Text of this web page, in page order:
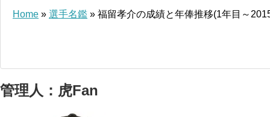
Home » 選手名鑑 » 福留孝介の成績と年俸推移(1年目～
管理人：虎Fan